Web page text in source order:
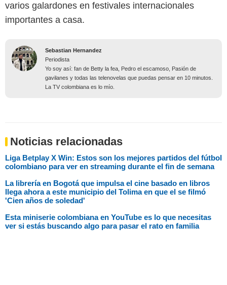
varios galardones en festivales internacionales
importantes a casa.
Sebastian Hernandez
Periodista
Yo soy así: fan de Betty la fea, Pedro el escamoso, Pasión de
gavilanes y todas las telenovelas que puedas pensar en 10 minutos.
La TV colombiana es lo mío.
Noticias relacionadas
Liga Betplay X Win: Estos son los mejores partidos del fútbol
colombiano para ver en streaming durante el fin de semana
La librería en Bogotá que impulsa el cine basado en libros
llega ahora a este municipio del Tolima en que el se filmó
'Cien años de soledad'
Esta miniserie colombiana en YouTube es lo que necesitas
ver si estás buscando algo para pasar el rato en familia